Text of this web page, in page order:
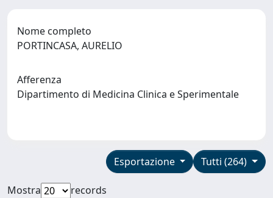
Nome completo
PORTINCASA, AURELIO
Afferenza
Dipartimento di Medicina Clinica e Sperimentale
Tutti (264)
Esportazione
Mostra
records